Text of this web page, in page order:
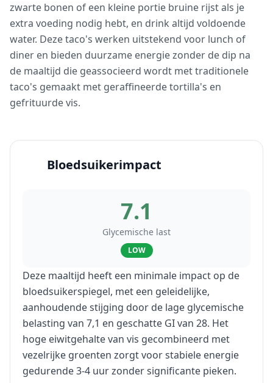
zwarte bonen of een kleine portie bruine rijst als je
extra voeding nodig hebt, en drink altijd voldoende
water. Deze taco's werken uitstekend voor lunch of
diner en bieden duurzame energie zonder de dip na
de maaltijd die geassocieerd wordt met traditionele
taco's gemaakt met geraffineerde tortilla's en
gefrituurde vis.
Bloedsuikerimpact
7.1
Glycemische last
LOW
Deze maaltijd heeft een minimale impact op de
bloedsuikerspiegel, met een geleidelijke,
aanhoudende stijging door de lage glycemische
belasting van 7,1 en geschatte GI van 28. Het
hoge eiwitgehalte van vis gecombineerd met
vezelrijke groenten zorgt voor stabiele energie
gedurende 3-4 uur zonder significante pieken.